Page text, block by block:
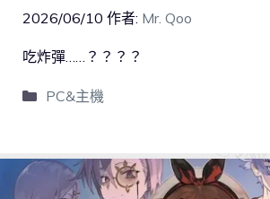
2026/06/10 作者: Mr. Qoo
吃炸彈……？？？？
PC&主機